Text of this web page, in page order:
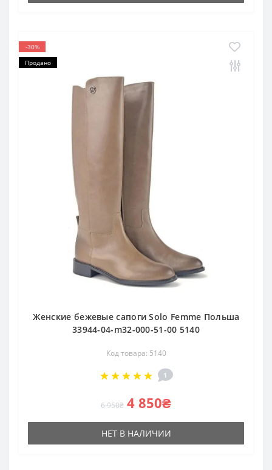
-30%
Продано
Женские бежевые сапоги Solo Femme Польша
33944-04-m32-000-51-00 5140
Код товара: 5140
1
6 950₴ 4 850₴
НЕТ В НАЛИЧИИ